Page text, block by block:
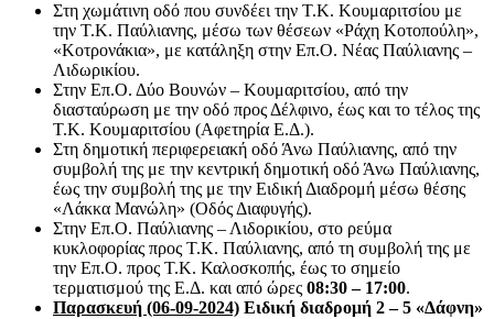
Στη χωμάτινη οδό που συνδέει την Τ.Κ. Κουμαριτσίου με
την Τ.Κ. Παύλιανης, μέσω των θέσεων «Ράχη Κοτοπούλη»,
«Κοτρονάκια», με κατάληξη στην Επ.Ο. Νέας Παύλιανης –
Λιδωρικίου.
Στην Επ.Ο. Δύο Βουνών – Κουμαριτσίου, από την
διασταύρωση με την οδό προς Δέλφινο, έως και το τέλος της
Τ.Κ. Κουμαριτσίου (Αφετηρία Ε.Δ.).
Στη δημοτική περιφερειακή οδό Άνω Παύλιανης, από την
συμβολή της με την κεντρική δημοτική οδό Άνω Παύλιανης,
έως την συμβολή της με την Ειδική Διαδρομή μέσω θέσης
«Λάκκα Μανώλη» (Οδός Διαφυγής).
Στην Επ.Ο. Παύλιανης – Λιδορικίου, στο ρεύμα
κυκλοφορίας προς Τ.Κ. Παύλιανης, από τη συμβολή της με
την Επ.Ο. προς Τ.Κ. Καλοσκοπής, έως το σημείο
τερματισμού της Ε.Δ. και από ώρες 08:30 – 17:00.
Παρασκευή (06-09-2024) Ειδική διαδρομή 2 – 5 «Δάφνη»